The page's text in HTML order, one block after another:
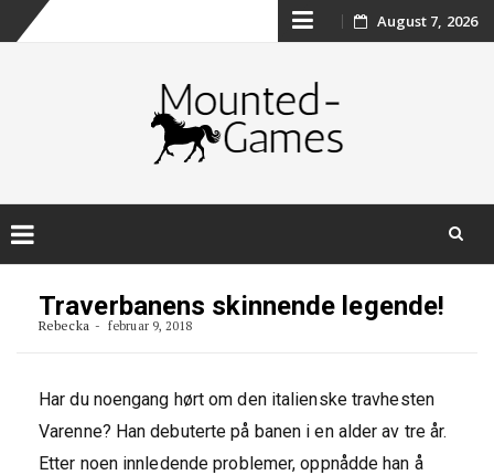
Skip
content
August 7, 2026
content
Traverbanens skinnende legende!
Rebecka februar 9, 2018
Har du noengang hørt om den italienske travhesten
Varenne? Han debuterte på banen i en alder av tre år.
Etter noen innledende problemer, oppnådde han å